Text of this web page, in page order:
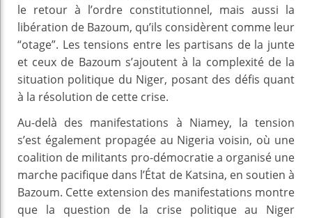
le retour à l’ordre constitutionnel, mais aussi la
libération de Bazoum, qu’ils considèrent comme leur
“otage”. Les tensions entre les partisans de la junte
et ceux de Bazoum s’ajoutent à la complexité de la
situation politique du Niger, posant des défis quant
à la résolution de cette crise.
Au-delà des manifestations à Niamey, la tension
s’est également propagée au Nigeria voisin, où une
coalition de militants pro-démocratie a organisé une
marche pacifique dans l’État de Katsina, en soutien à
Bazoum. Cette extension des manifestations montre
que la question de la crise politique au Niger